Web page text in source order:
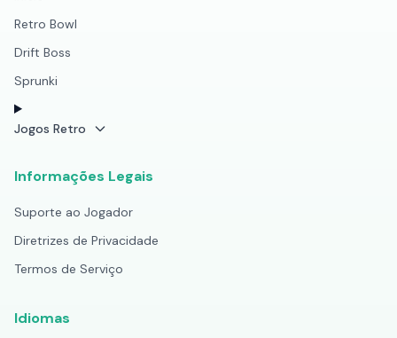
Retro Bowl
Drift Boss
Sprunki
Jogos Retro
Informações Legais
Suporte ao Jogador
Diretrizes de Privacidade
Termos de Serviço
Idiomas